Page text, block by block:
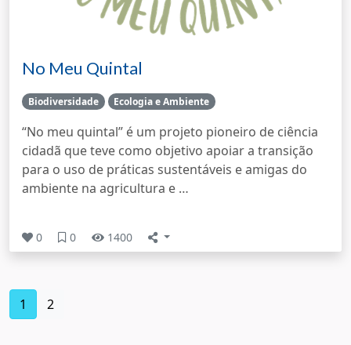
No Meu Quintal
Biodiversidade Ecologia e Ambiente
“No meu quintal” é um projeto pioneiro de ciência
cidadã que teve como objetivo apoiar a transição
para o uso de práticas sustentáveis e amigas do
ambiente na agricultura e …
0 0 1400
1 (current)
2